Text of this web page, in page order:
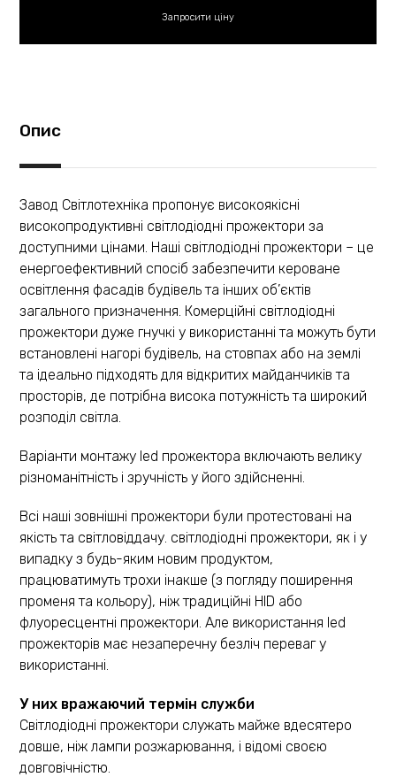
Опис
Завод Світлотехніка пропонує високоякісні
високопродуктивні світлодіодні прожектори за
доступними цінами. Наші світлодіодні прожектори – це
енергоефективний спосіб забезпечити кероване
освітлення фасадів будівель та інших об’єктів
загального призначення. Комерційні світлодіодні
прожектори дуже гнучкі у використанні та можуть бути
встановлені нагорі будівель, на стовпах або на землі
та ідеально підходять для відкритих майданчиків та
просторів, де потрібна висока потужність та широкий
розподіл світла.
Варіанти монтажу led прожектора включають велику
різноманітність і зручність у його здійсненні.
Всі наші зовнішні прожектори були протестовані на
якість та світловіддачу. світлодіодні прожектори, як і у
випадку з будь-яким новим продуктом,
працюватимуть трохи інакше (з погляду поширення
променя та кольору), ніж традиційні HID або
флуоресцентні прожектори. Але використання led
прожекторів має незаперечну безліч переваг у
використанні.
У них вражаючий термін служби
Світлодіодні прожектори служать майже вдесятеро
довше, ніж лампи розжарювання, і відомі своєю
довговічністю.